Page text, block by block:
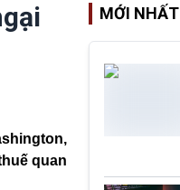
quan
MỚI NHẤT